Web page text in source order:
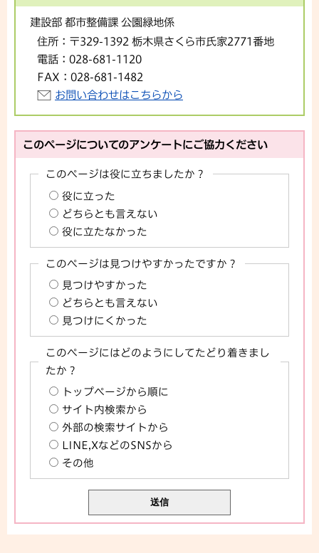
建設部 都市整備課 公園緑地係
住所： 〒329-1392 栃木県さくら市氏家2771番地
電話： 028-681-1120
FAX： 028-681-1482
お問い合わせはこちらから
このページについてのアンケートにご協力ください
このページは役に立ちましたか？
役に立った
どちらとも言えない
役に立たなかった
このページは見つけやすかったですか？
見つけやすかった
どちらとも言えない
見つけにくかった
このページにはどのようにしてたどり着きまし
たか？
トップページから順に
サイト内検索から
外部の検索サイトから
LINE,XなどのSNSから
その他